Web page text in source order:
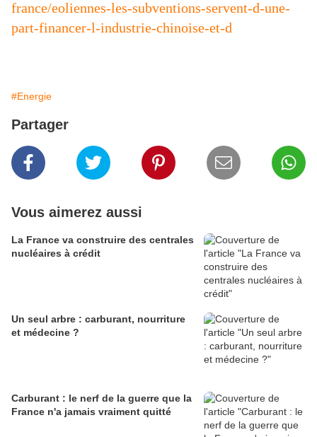
france/eoliennes-les-subventions-servent-d-une-
part-financer-l-industrie-chinoise-et-d
#Energie
Partager
Vous aimerez aussi
La France va construire des centrales
nucléaires à crédit
Un seul arbre : carburant, nourriture
et médecine ?
Carburant : le nerf de la guerre que la
France n'a jamais vraiment quitté